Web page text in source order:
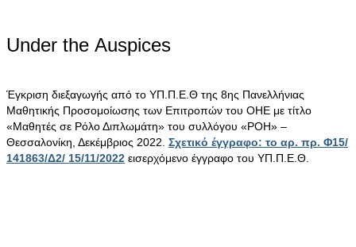
Under the Αuspices
Έγκριση διεξαγωγής από το ΥΠ.Π.Ε.Θ της 8ης Πανελλήνιας
Μαθητικής Προσομοίωσης των Επιτροπών του ΟΗΕ με τίτλο
«Μαθητές σε Ρόλο Διπλωμάτη» του συλλόγου «ΡΟΗ» –
Θεσσαλονίκη, Δεκέμβριος 2022. Σχετικό έγγραφο: το αρ. πρ. Φ15/
141863/Δ2/ 15/11/2022 εισερχόμενο έγγραφο του ΥΠ.Π.Ε.Θ.